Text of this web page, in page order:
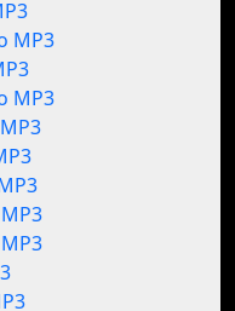
MP3
MP3